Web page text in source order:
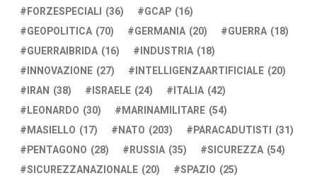
FORZESPECIALI (36) GCAP (16)
GEOPOLITICA (70) GERMANIA (20) GUERRA (18)
GUERRAIBRIDA (16) INDUSTRIA (18)
INNOVAZIONE (27) INTELLIGENZAARTIFICIALE (20)
IRAN (38) ISRAELE (24) ITALIA (42)
LEONARDO (30) MARINAMILITARE (54)
MASIELLO (17) NATO (203) PARACADUTISTI (31)
PENTAGONO (28) RUSSIA (35) SICUREZZA (54)
SICUREZZANAZIONALE (20) SPAZIO (25)